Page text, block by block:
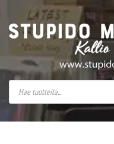
Stupido Market –